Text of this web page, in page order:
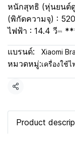
หนักสุทธิ (หุ่นยนต์
(พิกัดความจุ) :
ไฟฟ้า : 14.4 วี⎓
แบรนด์: Xiaomi
หมวดหมู่:เครื่องใช้
แชร์
Product